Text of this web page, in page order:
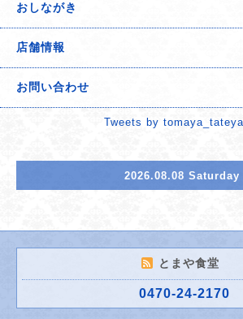
おしながき
店舗情報
お問い合わせ
Tweets by
2026.08.08 Saturday
とまや食堂
0470-24-2170